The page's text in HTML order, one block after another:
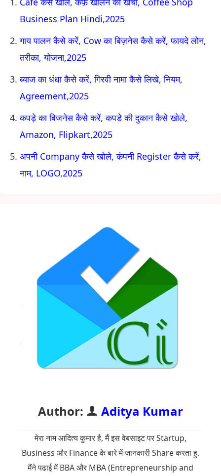
Business Plan Hindi,2025
गाय पालन कैसे करें, Cow का बिज़नेस कैसे करें, फायदे लोन,
तरीका, योजना,2025
ब्याज का धंधा कैसे करें, गिरवी नामा कैसे लिखे, नियम,
Agreement,2025
कपड़े का बिजनेस कैसे करें, कपडे की दुकान कैसे खोले,
Amazon, Flipkart,2025
अपनी Company कैसे खोले, कंपनी Register कैसे करें,
नाम, LOGO,2025
Author: Aditya Kumar
मेरा नाम आदित्य कुमार है, मैं इस वेबसाइट पर Startup,
Business और Finance के बारे में जानकारी Share करता हु.
मैंने पढाई में BBA और MBA (Entrepreneurship and